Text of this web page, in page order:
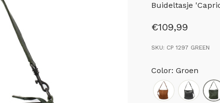
Buideltasje
€109,99
SKU: CP 1297 GREEN
Color: Groen